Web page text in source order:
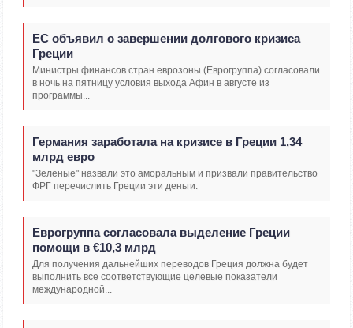
EС объявил о завершении долгового кризиса
Греции
Министры финансов стран еврозоны (Еврогруппа) согласовали
в ночь на пятницу условия выхода Афин в августе из
программы...
Германия заработала на кризисе в Греции 1,34
млрд евро
"Зеленые" назвали это аморальным и призвали правительство
ФРГ перечислить Греции эти деньги.
Еврогруппа согласовала выделение Греции
помощи в €10,3 млрд
Для получения дальнейших переводов Греция должна будет
выполнить все соответствующие целевые показатели
международной...